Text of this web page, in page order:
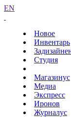
EN
Новое
Инвентарь
Студия
Магазинус
Медиа
Экспресс
Иронов
Журналус